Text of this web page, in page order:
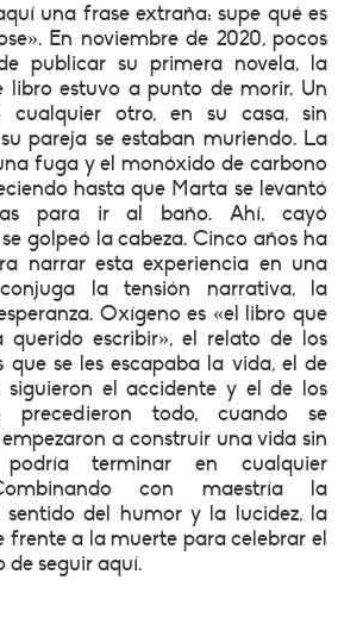
una frase extraña: supe qué es
En noviembre de 2020, pocos
publicar su primera novela, la
libro estuvo a punto de morir. Un
cualquier otro, en su casa, sin
pareja se estaban muriendo. La
fuga y el monóxido de carbono
hasta que Marta se levantó
para ir al baño. Ahí, cayó
golpeó la cabeza. Cinco años ha
narrar esta experiencia en una
la tensión narrativa, la
Oxígeno es «el libro que
querido escribir», el relato de los
que se les escapaba la vida, el de
siguieron el accidente y el de los
todo, cuando se
a construir una vida sin
terminar en cualquier
con maestría la
sentido del humor y la lucidez, la
a la muerte para celebrar el
seguir aquí.